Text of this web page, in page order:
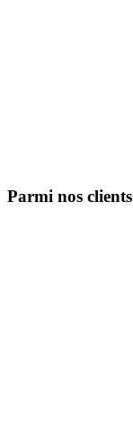
Parmi nos clients